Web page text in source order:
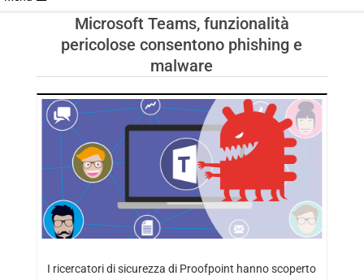
TRENDS
Microsoft Teams, funzionalità
pericolose consentono phishing e
malware
I ricercatori di sicurezza di Proofpoint hanno scoperto